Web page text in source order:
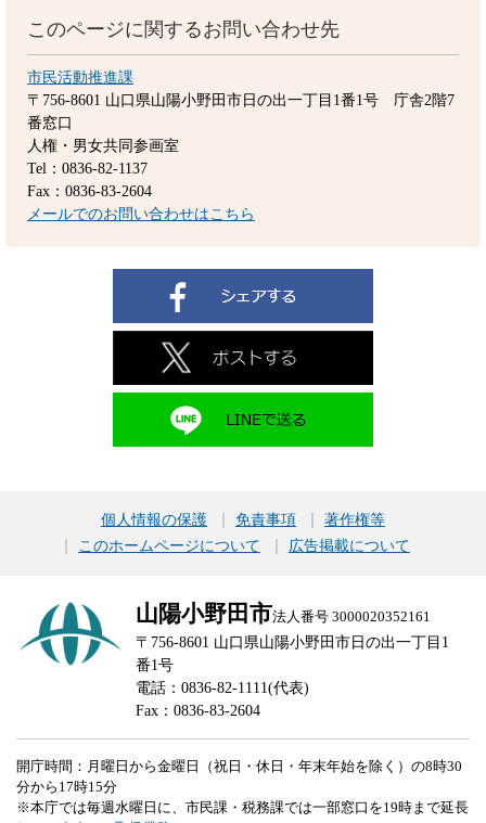
このページに関するお問い合わせ先
市民活動推進課
〒756-8601 山口県山陽小野田市日の出一丁目1番1号 庁舎2階7
番窓口
人権・男女共同参画室
Tel：0836-82-1137
Fax：0836-83-2604
メールでのお問い合わせはこちら
個人情報の保護 免責事項
著作権等
このホームページについて
広告掲載について
山陽小野田市法人番号 3000020352161
〒756-8601 山口県山陽小野田市日の出一丁目1
番1号
電話：0836-82-1111(代表)
Fax：0836-83-2604
開庁時間：月曜日から金曜日（祝日・休日・年末年始を除く）の8時30
分から17時15分
※本庁では毎週水曜日に、市民課・税務課では一部窓口を19時まで延長